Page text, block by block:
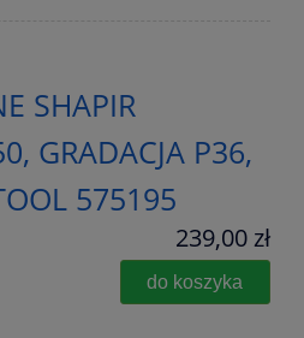
SHAPIR
GRADACJA P36,
575195
239,00 zł
do koszyka